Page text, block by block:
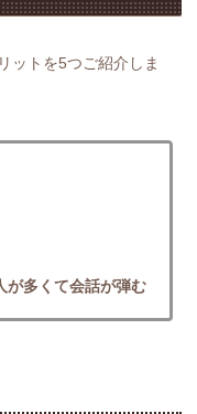
ットを5つご紹介しま
多くて会話が弾む